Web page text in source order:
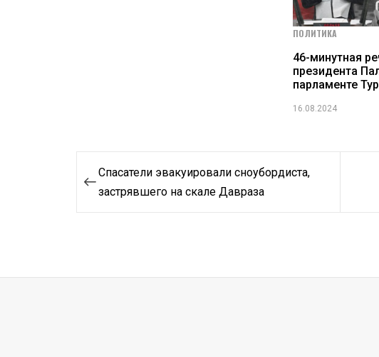
ПОЛИТИКА
46-минутная
президента
парламенте
16.08.2024
Навигация
Cпасатели эвакуировали сноубордиста,
застрявшего на скале Давраза